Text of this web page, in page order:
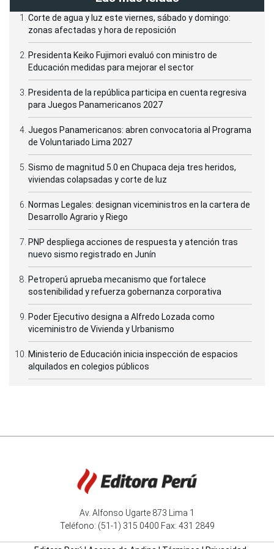
Corte de agua y luz este viernes, sábado y domingo:
zonas afectadas y hora de reposición
Presidenta Keiko Fujimori evaluó con ministro de
Educación medidas para mejorar el sector
Presidenta de la república participa en cuenta regresiva
para Juegos Panamericanos 2027
Juegos Panamericanos: abren convocatoria al Programa
de Voluntariado Lima 2027
Sismo de magnitud 5.0 en Chupaca deja tres heridos,
viviendas colapsadas y corte de luz
Normas Legales: designan viceministros en la cartera de
Desarrollo Agrario y Riego
PNP despliega acciones de respuesta y atención tras
nuevo sismo registrado en Junín
Petroperú aprueba mecanismo que fortalece
sostenibilidad y refuerza gobernanza corporativa
Poder Ejecutivo designa a Alfredo Lozada como
viceministro de Vivienda y Urbanismo
Ministerio de Educación inicia inspección de espacios
alquilados en colegios públicos
Av. Alfonso Ugarte 873 Lima 1
Teléfono: (51-1) 315 0400 Fax: 431 2849